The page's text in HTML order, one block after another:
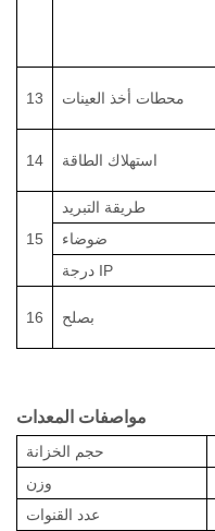
13 محطات أخذ العينات
14 استهلاك الطاقة
15
طريقة التبريد
ضوضاء
درجة IP
16 بصلح
مواصفات المعدات
حجم الخزانة
وزن
عدد القنوات